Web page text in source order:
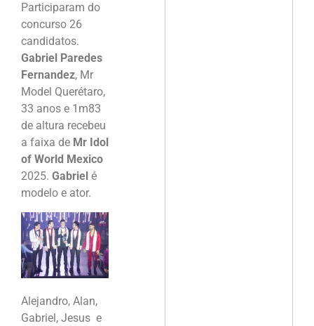
Participaram do
concurso 26
candidatos.
Gabriel Paredes
Fernandez, Mr
Model Querétaro,
33 anos e 1m83
de altura recebeu
a faixa de Mr Idol
of World Mexico
2025. Gabriel é
modelo e ator.
Alejandro, Alan,
Gabriel, Jesus e